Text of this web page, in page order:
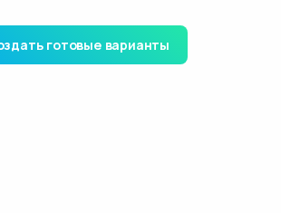
готовые варианты